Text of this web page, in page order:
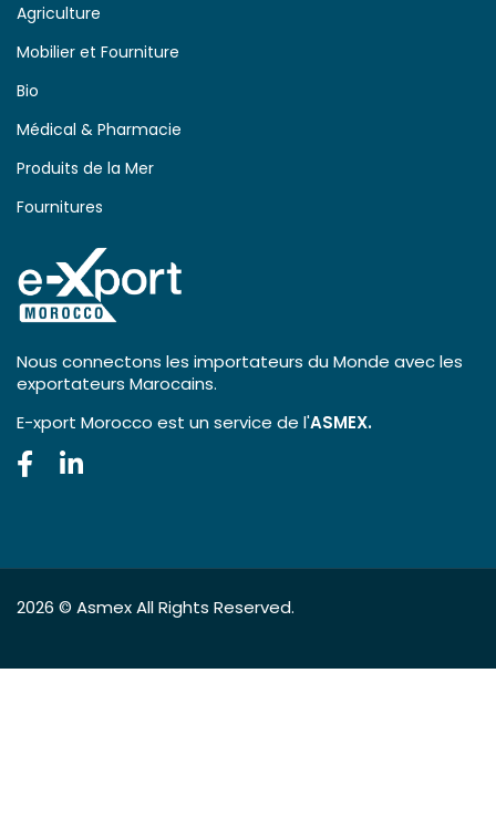
Agriculture
Mobilier et Fourniture
Bio
Médical & Pharmacie
Produits de la Mer
Fournitures
Nous connectons les importateurs du Monde avec les
exportateurs Marocains.
E-xport Morocco est un service de l'ASMEX.
2026 © AsmexAll Rights Reserved.